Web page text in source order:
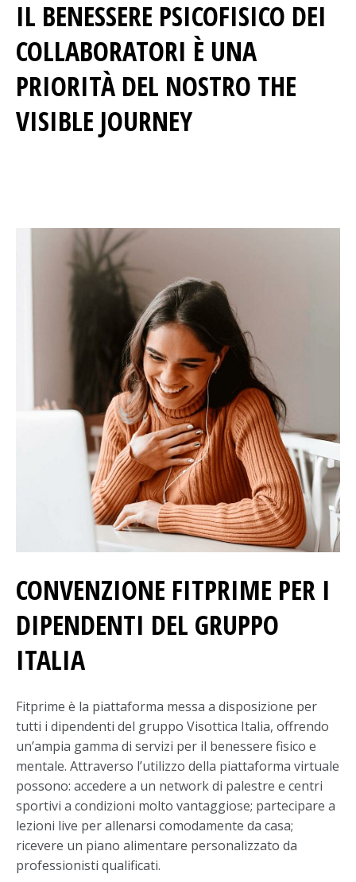
IL BENESSERE PSICOFISICO DEI
COLLABORATORI È UNA
PRIORITÀ DEL NOSTRO THE
VISIBLE JOURNEY
CONVENZIONE FITPRIME PER I
DIPENDENTI DEL GRUPPO
ITALIA
Fitprime è la piattaforma messa a disposizione per
tutti i dipendenti del gruppo Visottica Italia, offrendo
un’ampia gamma di servizi per il benessere fisico e
mentale. Attraverso l’utilizzo della piattaforma virtuale
possono: accedere a un network di palestre e centri
sportivi a condizioni molto vantaggiose; partecipare a
lezioni live per allenarsi comodamente da casa;
ricevere un piano alimentare personalizzato da
professionisti qualificati.